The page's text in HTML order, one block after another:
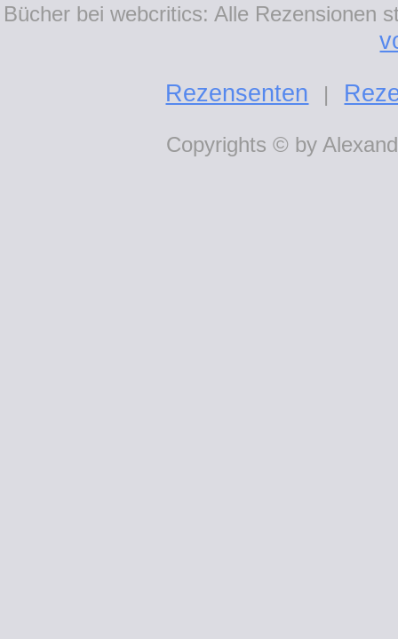
Bücher bei webcritics: Alle Rezensionen
Rezensenten
|
Copyrights © by